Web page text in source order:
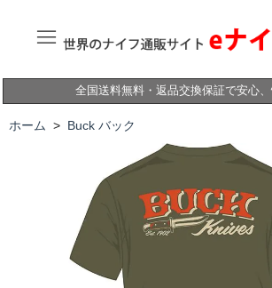
全国送料無料・返品交換保証で安心
ホーム > Buck バック